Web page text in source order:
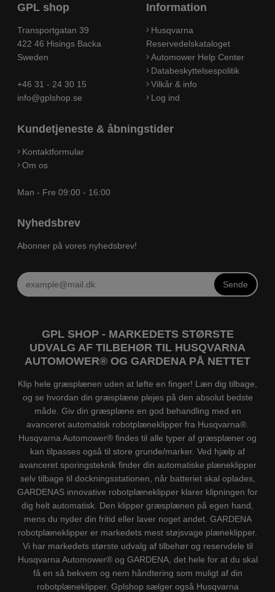
GPL shop
Transportgatan 39
422 46 Hisings Backa
Sweden
+46 31 - 24 30 15
info@gplshop.se
Information
Husqvarna
Reservedelskataloget
Automower Help Center
Databeskyttelsespolitik
Vilkår & info
Log ind
Kundetjeneste & åbningstider
Kontaktformular
Om os
Man - Fre 09:00 - 16:00
Nyhedsbrev
Abonner på vores nyhedsbrev!
Sende
GPL SHOP - MARKEDETS STØRSTE
UDVALG AF TILBEHØR TIL HUSQVARNA
AUTOMOWER® OG GARDENA PÅ NETTET
Klip hele græsplænen uden at løfte en finger! Læn dig tilbage,
og se hvordan din græsplæne plejes på den absolut bedste
måde. Giv din græsplæne en god behandling med en
avanceret automatisk robotplæneklipper fra Husqvarna®.
Husqvarna Automower® findes til alle typer af græsplæner og
kan tilpasses også til store grunde/marker. Ved hjælp af
avanceret sporingsteknik finder din automatiske plæneklipper
selv tilbage til dockningsstationen, når batteriet skal oplades,
GARDENAS innovative robotplæneklipper klarer klipningen for
dig helt automatisk. Den klipper græsplænen på egen hand,
mens du nyder din fritid eller laver noget andet. GARDENA
robotplæneklipper er markedets mest støjsvage plæneklipper.
Vi har markedets største udvalg af tilbehør og reservdele til
Husqvarna Automower® og GARDENA, det hele for at du skal
få en så bekvem og nem håndtering som muligt af din
robotplæneklipper. Gplshop sælger også Husqvarna